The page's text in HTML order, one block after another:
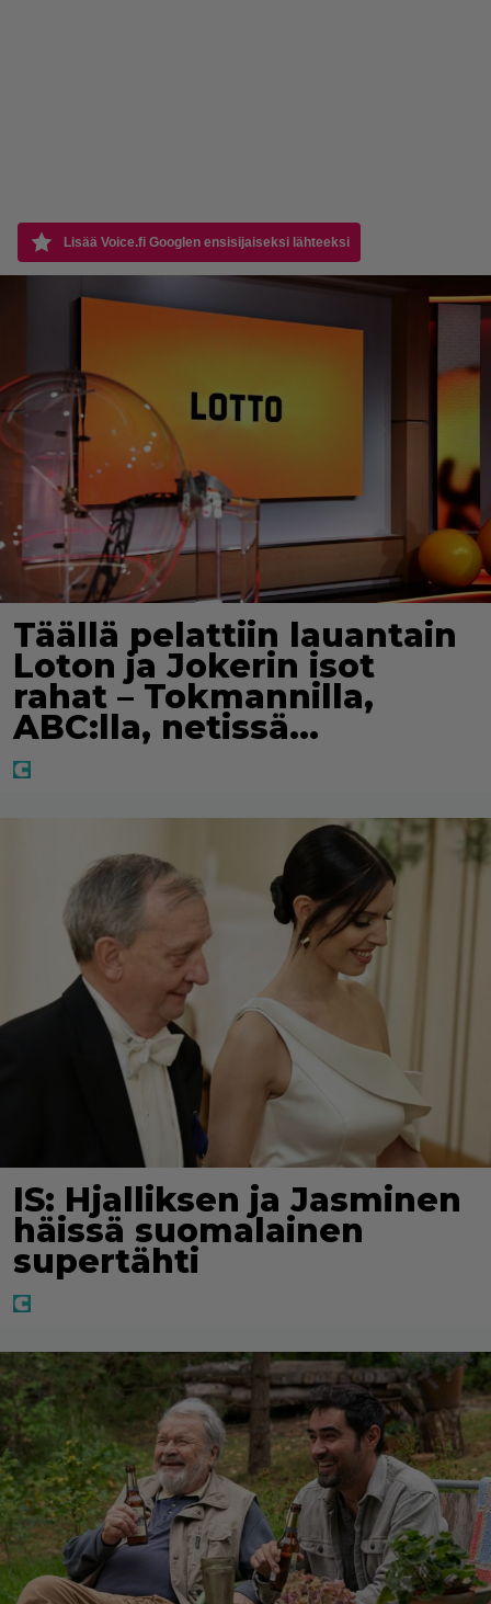
Lisää Voice.fi Googlen ensisijaiseksi lähteeksi
Täällä pelattiin lauantain
Loton ja Jokerin isot
rahat – Tokmannilla,
ABC:lla, netissä…
IS: Hjalliksen ja Jasminen
häissä suomalainen
supertähti